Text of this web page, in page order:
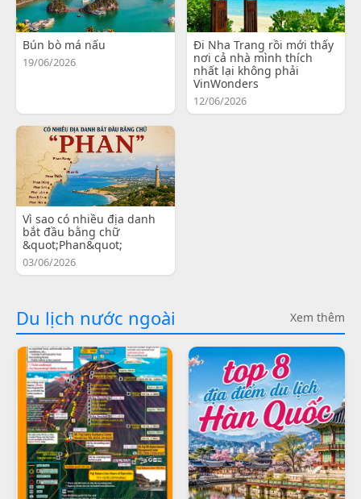
Bún bò má nấu
19/06/2026
Đi Nha Trang rồi mới thấy
nơi cả nhà mình thích
nhất lại không phải
VinWonders
12/06/2026
Vì sao có nhiều địa danh
bắt đầu bằng chữ
&quot;Phan&quot;
03/06/2026
Du lịch nước ngoài Xem thêm